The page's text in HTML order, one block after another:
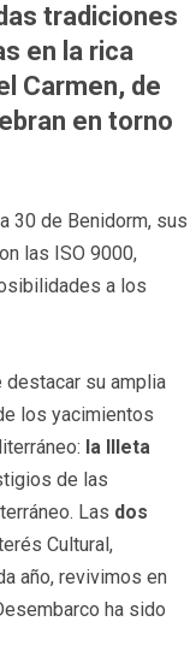
tradiciones
en la rica
Carmen, de
en torno
30 de Benidorm, sus
las ISO 9000,
a los
destacar su amplia
los yacimientos
la Illeta
de las
Las dos
Cultural,
año, revivimos en
ha sido